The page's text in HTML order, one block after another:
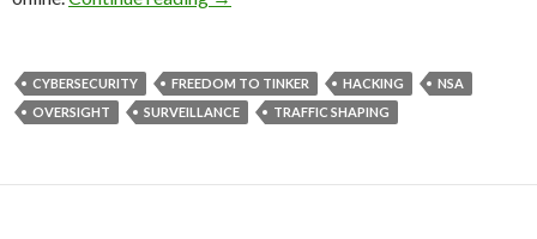
CYBERSECURITY FREEDOM TO TINKER HACKING
NSA
OVERSIGHT
SURVEILLANCE TRAFFIC SHAPING